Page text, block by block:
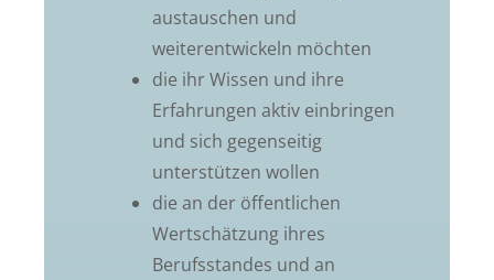
austauschen und
weiterentwickeln möchten
die ihr Wissen und ihre
Erfahrungen aktiv einbringen
und sich gegenseitig
unterstützen wollen
die an der öffentlichen
Wertschätzung ihres
Berufsstandes und an